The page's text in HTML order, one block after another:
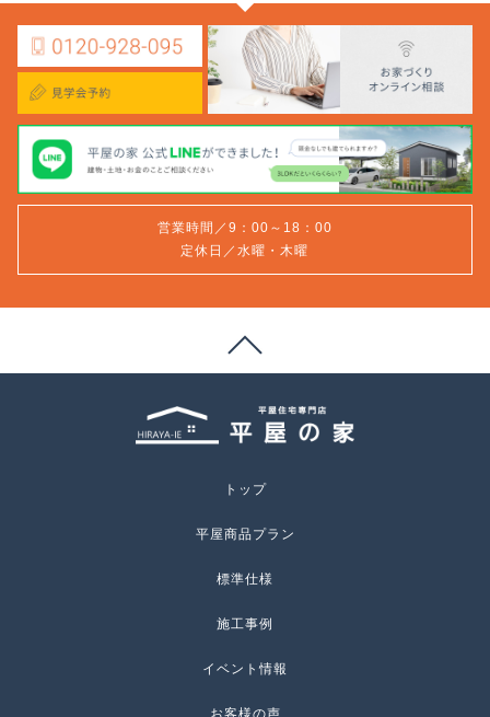
営業時間／9：00～18：00
定休日／水曜・木曜
トップ
平屋商品プラン
標準仕様
施工事例
イベント情報
お客様の声